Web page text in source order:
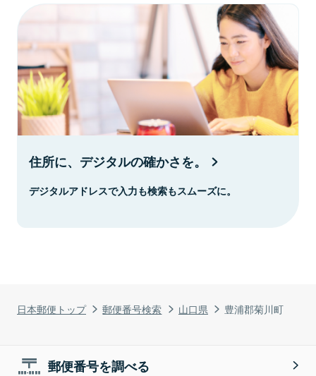
日本郵便トップ 郵便番号検索 山口県 豊浦郡菊川町
住所に、デジタルの確かさを。
デジタルアドレスで入力も検索もスムーズに。
郵便番号を調べる